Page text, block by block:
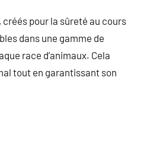
pour la sûreté au cours
dans une gamme de
race d’animaux. Cela
tout en garantissant son